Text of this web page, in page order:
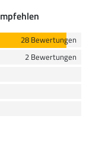
28 Bewertungen
2 Bewertungen